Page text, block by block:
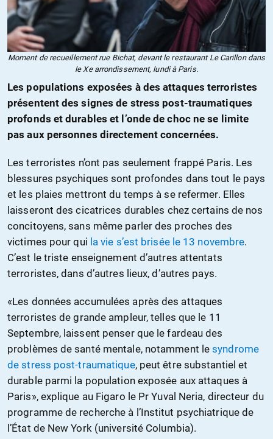
Moment de recueillement rue Bichat, devant le restaurant Le Carillon dans
le Xe arrondissement, lundi à Paris.
Les populations exposées à des attaques terroristes
présentent des signes de stress post-traumatiques
profonds et durables et l’onde de choc ne se limite
pas aux personnes directement concernées.
Les terroristes n’ont pas seulement frappé Paris. Les
blessures psychiques sont profondes dans tout le pays
et les plaies mettront du temps à se refermer. Elles
laisseront des cicatrices durables chez certains de nos
concitoyens, sans même parler des proches des
victimes pour qui la vie s’est brisée le 13 novembre.
C’est le triste enseignement d’autres attentats
terroristes, dans d’autres lieux, d’autres pays.
«Les données accumulées après des attaques
terroristes de grande ampleur, telles que le 11
Septembre, laissent penser que le fardeau des
problèmes de santé mentale, notamment lesyndrome
de stress post-traumatique, peut être substantiel et
durable parmi la population exposée aux attaques à
Paris», explique au Figaro le Pr Yuval Neria, directeur du
programme de recherche à l’Institut psychiatrique de
l’État de New York (université Columbia).